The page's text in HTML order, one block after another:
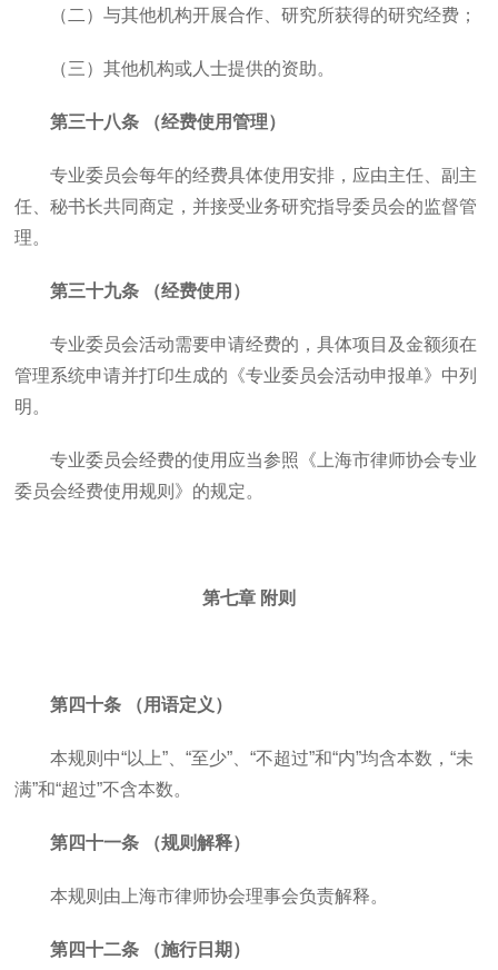
（二）与其他机构开展合作、研究所获得的研究经费；
（三）其他机构或人士提供的资助。
第三十八条 （经费使用管理）
专业委员会每年的经费具体使用安排，应由主任、副主
任、秘书长共同商定，并接受业务研究指导委员会的监督管
理。
第三十九条 （经费使用）
专业委员会活动需要申请经费的，具体项目及金额须在
管理系统申请并打印生成的《专业委员会活动申报单》中列
明。
专业委员会经费的使用应当参照《上海市律师协会专业
委员会经费使用规则》的规定。
第七章 附则
第四十条 （用语定义）
本规则中“以上”、“至少”、“不超过”和“内”均含本数，“未
满”和“超过”不含本数。
第四十一条 （规则解释）
本规则由上海市律师协会理事会负责解释。
第四十二条 （施行日期）